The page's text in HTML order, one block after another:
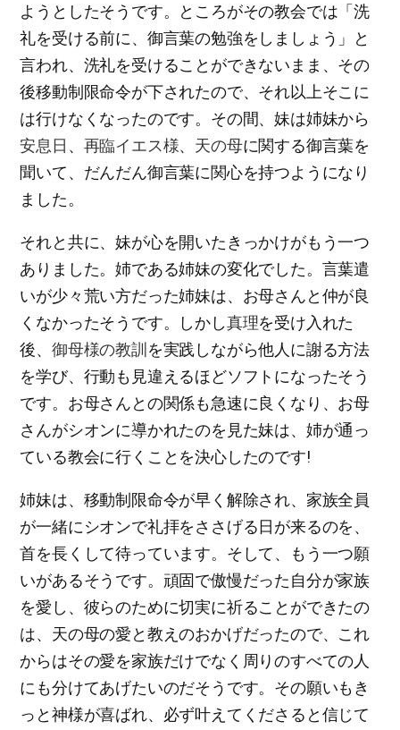
ようとしたそうです。ところがその教会では「洗
礼を受ける前に、御言葉の勉強をしましょう」と
言われ、洗礼を受けることができないまま、その
後移動制限命令が下されたので、それ以上そこに
は行けなくなったのです。その間、妹は姉妹から
安息日 、 再臨イエス様、 天の母に関する御言葉を
聞いて、だんだん御言葉に関心を持つようになり
ました。
それと共に、妹が心を開いたきっかけがもう一つ
ありました。姉である姉妹の変化でした。言葉遣
いが少々荒い方だった姉妹は、お母さんと仲が良
くなかったそうです。しかし真理を受け入れた
後、 御母様の教訓 を実践しながら他人に謝る方法
を学び、行動も見違えるほどソフトになったそう
です。お母さんとの関係も急速に良くなり、お母
さんがシオンに導かれたのを見た妹は、姉が通っ
ている教会に行くことを決心したのです!
姉妹は、移動制限命令が早く解除され、家族全員
が一緒にシオンで礼拝をささげる日が来るのを、
首を長くして待っています。そして、もう一つ願
いがあるそうです。頑固で傲慢だった自分が家族
を愛し、彼らのために切実に祈ることができたの
は、天の母の愛と教えのおかげだったので、これ
からはその愛を家族だけでなく周りのすべての人
にも分けてあげたいのだそうです。その願いもき
っと神様が喜ばれ、必ず叶えてくださると信じて